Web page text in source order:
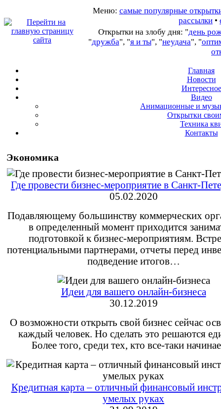
Меню: самые популярные
рассылки •
Открытки на злобу дня: "день
"дружба", "я и ты", "неудача", "
Главная
Новости
Интересное
Видео
Анимационные и
Открытки
Техника
Контакты
Экономика
Где провести бизнес-мероприятие в Санкт-
05.02.2020
Подавляющему большинству коммерческих
в определенный момент приходится
подготовкой к бизнес-мероприятиям.
потенциальными партнерами, отчеты перед
подведение итогов…
Идеи для вашего онлайн-бизнеса
30.12.2019
О возможности открыть свой бизнес сейчас
каждый человек. Но сделать это решаются
Более того, среди тех, кто все-таки
Кредитная карта – отличный финансовый
умелых руках